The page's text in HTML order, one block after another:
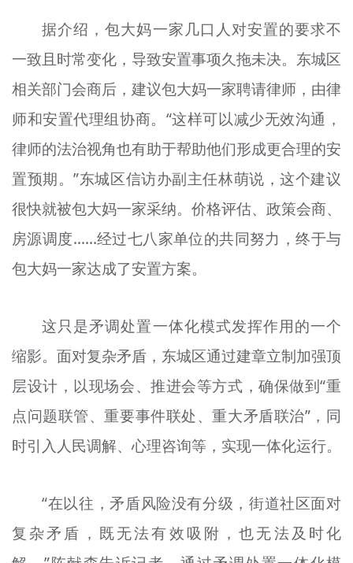
据介绍，包大妈一家几口人对安置的要求不
一致且时常变化，导致安置事项久拖未决。东城区
相关部门会商后，建议包大妈一家聘请律师，由律
师和安置代理组协商。“这样可以减少无效沟通，
律师的法治视角也有助于帮助他们形成更合理的安
置预期。”东城区信访办副主任林萌说，这个建议
很快就被包大妈一家采纳。价格评估、政策会商、
房源调度……经过七八家单位的共同努力，终于与
包大妈一家达成了安置方案。
这只是矛调处置一体化模式发挥作用的一个
缩影。面对复杂矛盾，东城区通过建章立制加强顶
层设计，以现场会、推进会等方式，确保做到“重
点问题联管、重要事件联处、重大矛盾联治”，同
时引入人民调解、心理咨询等，实现一体化运行。
“在以往，矛盾风险没有分级，街道社区面对
复杂矛盾，既无法有效吸附，也无法及时化